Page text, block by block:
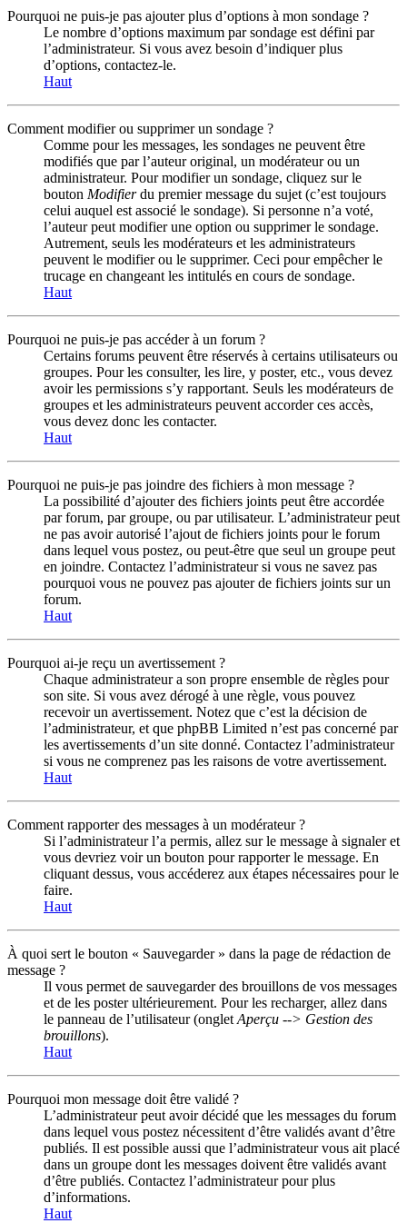
Pourquoi ne puis-je pas ajouter plus d’options à mon sondage ?
Le nombre d’options maximum par sondage est défini par
l’administrateur. Si vous avez besoin d’indiquer plus
d’options, contactez-le.
Haut
Comment modifier ou supprimer un sondage ?
Comme pour les messages, les sondages ne peuvent être
modifiés que par l’auteur original, un modérateur ou un
administrateur. Pour modifier un sondage, cliquez sur le
bouton Modifierdu premier message du sujet (c’est toujours
celui auquel est associé le sondage). Si personne n’a voté,
l’auteur peut modifier une option ou supprimer le sondage.
Autrement, seuls les modérateurs et les administrateurs
peuvent le modifier ou le supprimer. Ceci pour empêcher le
trucage en changeant les intitulés en cours de sondage.
Haut
Pourquoi ne puis-je pas accéder à un forum ?
Certains forums peuvent être réservés à certains utilisateurs ou
groupes. Pour les consulter, les lire, y poster, etc., vous devez
avoir les permissions s’y rapportant. Seuls les modérateurs de
groupes et les administrateurs peuvent accorder ces accès,
vous devez donc les contacter.
Haut
Pourquoi ne puis-je pas joindre des fichiers à mon message ?
La possibilité d’ajouter des fichiers joints peut être accordée
par forum, par groupe, ou par utilisateur. L’administrateur peut
ne pas avoir autorisé l’ajout de fichiers joints pour le forum
dans lequel vous postez, ou peut-être que seul un groupe peut
en joindre. Contactez l’administrateur si vous ne savez pas
pourquoi vous ne pouvez pas ajouter de fichiers joints sur un
forum.
Haut
Pourquoi ai-je reçu un avertissement ?
Chaque administrateur a son propre ensemble de règles pour
son site. Si vous avez dérogé à une règle, vous pouvez
recevoir un avertissement. Notez que c’est la décision de
l’administrateur, et que phpBB Limited n’est pas concerné par
les avertissements d’un site donné. Contactez l’administrateur
si vous ne comprenez pas les raisons de votre avertissement.
Haut
Comment rapporter des messages à un modérateur ?
Si l’administrateur l’a permis, allez sur le message à signaler et
vous devriez voir un bouton pour rapporter le message. En
cliquant dessus, vous accéderez aux étapes nécessaires pour le
faire.
Haut
À quoi sert le bouton « Sauvegarder » dans la page de rédaction de
message ?
Il vous permet de sauvegarder des brouillons de vos messages
et de les poster ultérieurement. Pour les recharger, allez dans
le panneau de l’utilisateur (onglet Aperçu --> Gestion des
brouillons).
Haut
Pourquoi mon message doit être validé ?
L’administrateur peut avoir décidé que les messages du forum
dans lequel vous postez nécessitent d’être validés avant d’être
publiés. Il est possible aussi que l’administrateur vous ait placé
dans un groupe dont les messages doivent être validés avant
d’être publiés. Contactez l’administrateur pour plus
d’informations.
Haut